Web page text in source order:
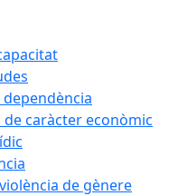
caràcter econòmic
de gènere